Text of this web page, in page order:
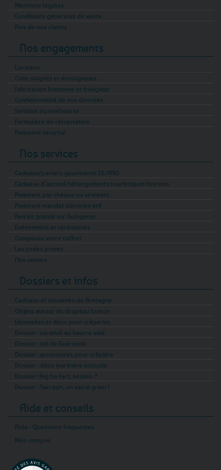
Mentions légales
Conditions générales de vente
Avis de nos clients
Nos engagements
Livraison
Colis soignés et écologiques
Fabrication bretonne et française
Confidentialité de vos données
Satisfait ou remboursé
Formulaire de rétractation
Paiement sécurisé
Nos services
Cadeaux/paniers gourmands CE/PRO
Cadeaux d’accueil hébergements touristiques bretons
Paiement par chèque ou virement
Paiement mandat administratif
Retrait gratuit sur Guingamp
Evénements et cérémonies
Composez votre coffret
Les codes promo
Nos univers
Dossiers et infos
Cadeaux et souvenirs de Bretagne
Objets autour du drapeau breton
Ustensiles et déco pour crêperies
Dossier : caramel au beurre salé
Dossier : sel de Guérande
Dossier : accessoires pour crêpière
Dossier : déco marinière attitude
Dossier : Kig ha Farz, kézako ?
Dossier : Sarrasin, un sacré grain !
Aide et conseils
Aide - Questions fréquentes
Mon compte